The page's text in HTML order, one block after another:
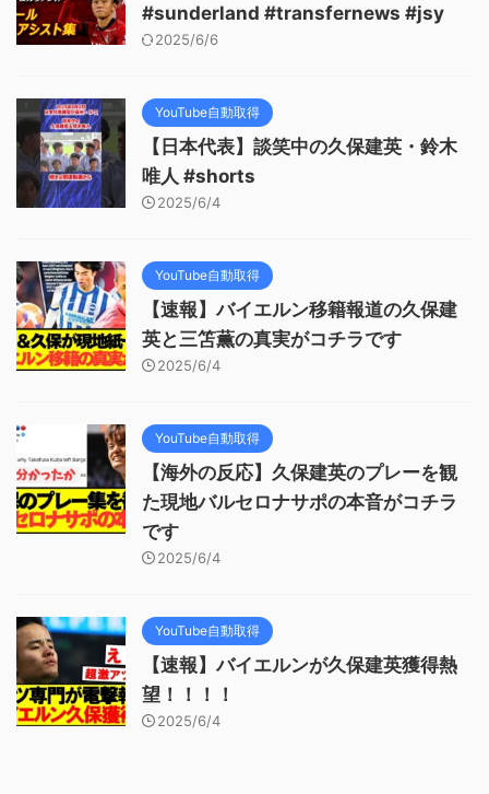
#sunderland #transfernews #jsy
2025/6/6
YouTube自動取得
【日本代表】談笑中の久保建英・鈴木
唯人 #shorts
2025/6/4
YouTube自動取得
【速報】バイエルン移籍報道の久保建
英と三笘薫の真実がコチラです
2025/6/4
YouTube自動取得
【海外の反応】久保建英のプレーを観
た現地バルセロナサポの本音がコチラ
です
2025/6/4
YouTube自動取得
【速報】バイエルンが久保建英獲得熱
望！！！！
2025/6/4